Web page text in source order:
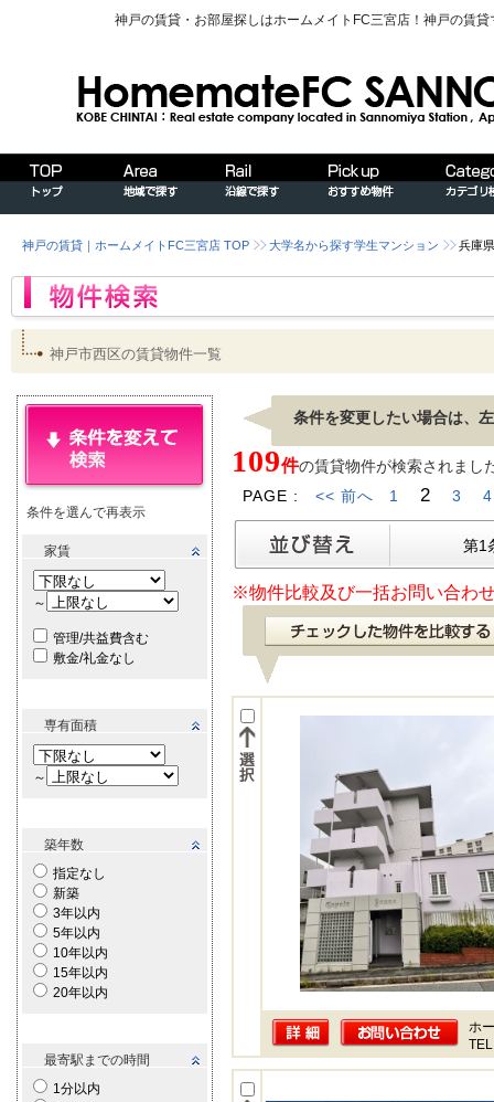
神戸の賃貸・お部屋探しはホームメイトFC三宮店！神戸の賃
神戸の賃貸｜ホームメイトFC三宮店 TOP 大学名から探す学生マンション 兵庫
神戸市西区の賃貸物件一覧
条件を選んで再表示
家賃
～
管理/共益費含む
敷金/礼金なし
専有面積
～
築年数
指定なし
新築
3年以内
5年以内
10年以内
15年以内
20年以内
最寄駅までの時間
1分以内
条件を変更したい場合は、
109件の賃貸物件が検索されまし
PAGE :
<< 前へ 1 2 3 4
第1
※物件比較及び一括お問い合わ
ホ